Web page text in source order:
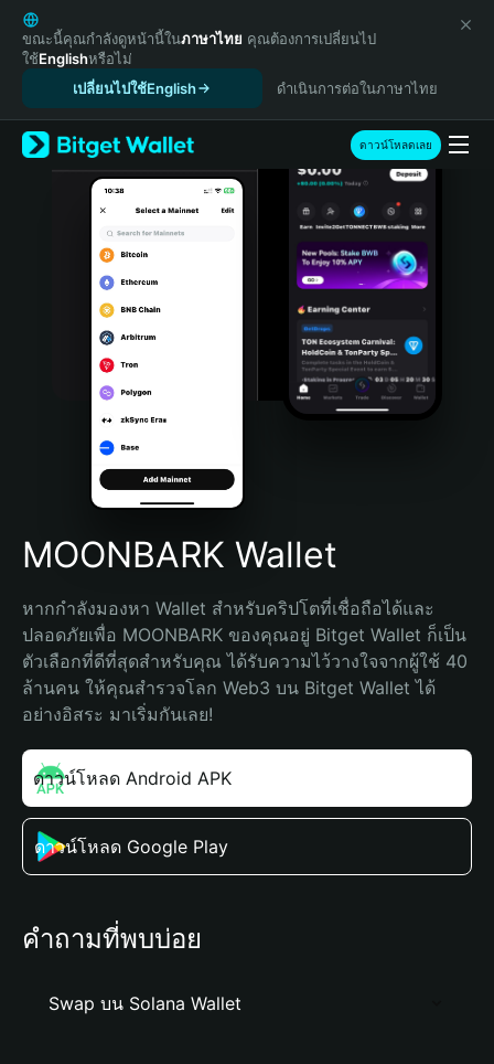
English
日本語
Tiếng Việt
Español (Latinoamérica)
Türkçe
Italiano
Português (Portugal)
Bahasa Indonesia
Português (Brasil)
Español (Argentina)
ขณะนี้คุณกำลังดูหน้านี้ในภาษาไทย คุณต้องการเปลี่ยนไป
ใช้Englishหรือไม่
เปลี่ยนไปใช้English
ดำเนินการต่อในภาษาไทย
ดาวน์โหลดเลย
MOONBARK Wallet
หากกำลังมองหา Wallet สำหรับคริปโตที่เชื่อถือได้และ
ปลอดภัยเพื่อ MOONBARK ของคุณอยู่ Bitget Wallet ก็เป็น
ตัวเลือกที่ดีที่สุดสำหรับคุณ ได้รับความไว้วางใจจากผู้ใช้ 40
ล้านคน ให้คุณสำรวจโลก Web3 บน Bitget Wallet ได้
อย่างอิสระ มาเริ่มกันเลย!
ดาวน์โหลด Android APK
ดาวน์โหลด Google Play
คำถามที่พบบ่อย
Swap บน Solana Wallet